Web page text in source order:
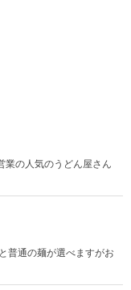
の人気のうどん屋さん
普通の麺が選べますがお